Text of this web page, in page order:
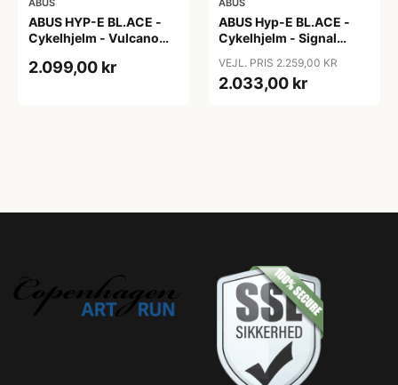
ABUS HYP-E BL.ACE -
Cykelhjelm - Vulcano
2.099,00 kr
ABUS Hyp-E BL.ACE -
Cykelhjelm - Signal
VEJL. PRIS 2.259,00 KR
2.033,00 kr